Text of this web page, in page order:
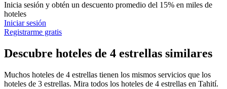
Inicia sesión y obtén un descuento promedio del 15% en miles de
hoteles
Iniciar sesión
Registrarme gratis
Descubre hoteles de 4 estrellas similares
Muchos hoteles de 4 estrellas tienen los mismos servicios que los
hoteles de 3 estrellas. Mira todos los hoteles de 4 estrellas en Tahití.